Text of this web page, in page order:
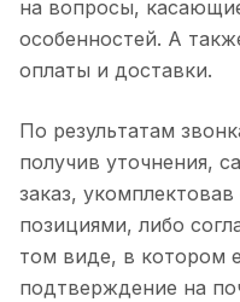
на вопросы,
особенностей. А
оплаты и доставки.
По результатам
получив уточнения,
заказ,
позициями, либо
том виде, в котором
подтверждение на